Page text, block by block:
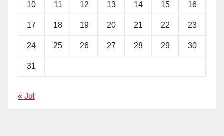
10 11 12 13 14 15 16
17 18 19 20 21 22 23
24 25 26 27 28 29 30
31
« Jul